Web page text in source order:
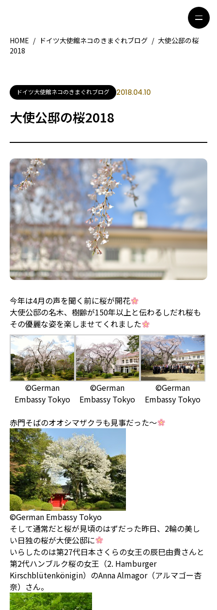
地域別ガイド
グルメ
観光ガイド
著者一覧
ライター募集
HOME / ドイツ大使館ネコのきまぐれブログ / 大使公邸の桜
2018
ドイツ大使館ネコのきまぐれブログ 2018.04.10
大使公邸の桜2018
今年は4月の声を聞く前に桜が開花
大使公邸の名木、樹齢が150年以上と伝わるしだれ桜も
その優麗な姿を楽しませてくれました
©German
Embassy Tokyo
©German
Embassy Tokyo
©German
Embassy Tokyo
赤門そばのオオシマザクラも見事だった～
©German Embassy Tokyo
そして通常だと桜が見頃のはずだった昨日、2輪の美し
い日独の桜が大使公邸に
いらしたのは第27代日本さくらの女王の辰巳由貴さんと
第2代ハンブルク桜の女王（2. Hamburger
Kirschblütenkönigin）のAnna Almagor（アルマゴー杏
奈）さん。